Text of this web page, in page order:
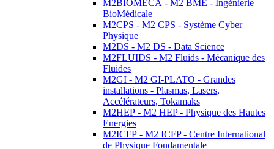
M2BIOMECA - M2 BME - Ingénierie
BioMédicale
M2CPS - M2 CPS - Système Cyber
Physique
M2DS - M2 DS - Data Science
M2FLUIDS - M2 Fluids - Mécanique des
Fluides
M2GI - M2 GI-PLATO - Grandes
installations - Plasmas, Lasers,
Accélérateurs, Tokamaks
M2HEP - M2 HEP - Physique des Hautes
Energies
M2ICFP - M2 ICFP - Centre International
de Physique Fondamentale